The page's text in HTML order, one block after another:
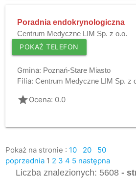
Poradnia endokrynologiczna
Centrum Medyczne LIM Sp. z o.o.
POKAŻ TELEFON
Gmina: Poznań-Stare Miasto
Filia: Centrum Medyczne LIM Sp. z
gradeOcena: 0.0
Pokaż na stronie : 10 20
50
poprzednia 1 2 3 4 5 następna
Liczba znalezionych: 5608-